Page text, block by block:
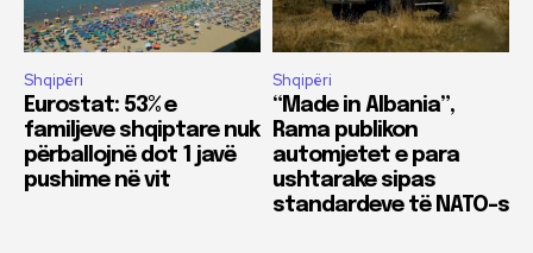
Shqipëri
Eurostat: 53% e
familjeve shqiptare nuk
përballojnë dot 1 javë
pushime në vit
Shqipëri
“Made in Albania”,
Rama publikon
automjetet e para
ushtarake sipas
standardeve të NATO-s